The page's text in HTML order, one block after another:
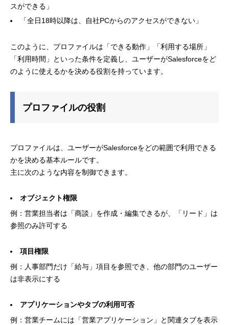
スができる」
「全日18時以降は、自社PCからのアクセスができない」
このように、プロファイルは「できる動作」「利用する場所」
「利用時間」といった条件を定義し、ユーザーがSalesforceをど
のように使えるかを決める役割を持っています。
プロファイルの役割
プロファイルは、ユーザーがSalesforceをどの範囲で利用できる
かを決める基本ルールです。
主に次のような内容を制御できます。
オブジェクト権限
例：営業担当者は「商談」を作成・編集できるが、「リード」は
参照のみ許可する
項目権限
例：人事部門だけ「給与」項目を参照でき、他の部門のユーザー
は非表示にする
アプリケーションやタブの利用可否
例：営業チームには「営業アプリケーション」と関連タブを表示